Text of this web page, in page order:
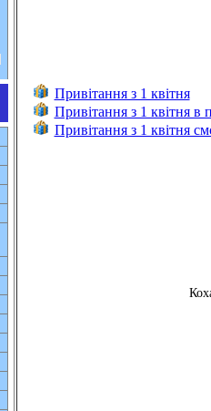
Привітання з 1 квітня
Привітання з 1 квітня в
Привітання з 1 квітня